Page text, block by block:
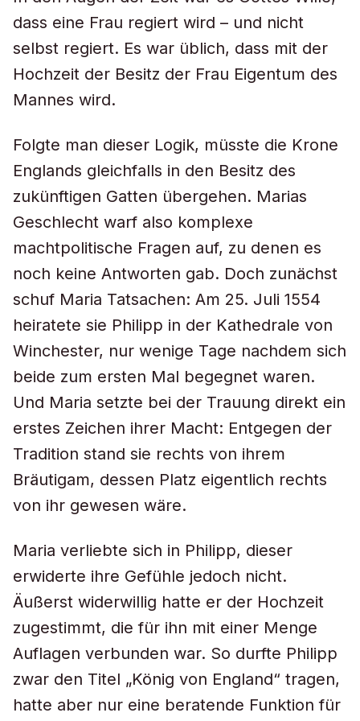
dass eine Frau regiert wird – und nicht
selbst regiert. Es war üblich, dass mit der
Hochzeit der Besitz der Frau Eigentum des
Mannes wird.
Folgte man dieser Logik, müsste die Krone
Englands gleichfalls in den Besitz des
zukünftigen Gatten übergehen. Marias
Geschlecht warf also komplexe
machtpolitische Fragen auf, zu denen es
noch keine Antworten gab. Doch zunächst
schuf Maria Tatsachen: Am 25. Juli 1554
heiratete sie Philipp in der Kathedrale von
Winchester, nur wenige Tage nachdem sich
beide zum ersten Mal begegnet waren.
Und Maria setzte bei der Trauung direkt ein
erstes Zeichen ihrer Macht: Entgegen der
Tradition stand sie rechts von ihrem
Bräutigam, dessen Platz eigentlich rechts
von ihr gewesen wäre.
Maria verliebte sich in Philipp, dieser
erwiderte ihre Gefühle jedoch nicht.
Äußerst widerwillig hatte er der Hochzeit
zugestimmt, die für ihn mit einer Menge
Auflagen verbunden war. So durfte Philipp
zwar den Titel „König von England“ tragen,
hatte aber nur eine beratende Funktion für